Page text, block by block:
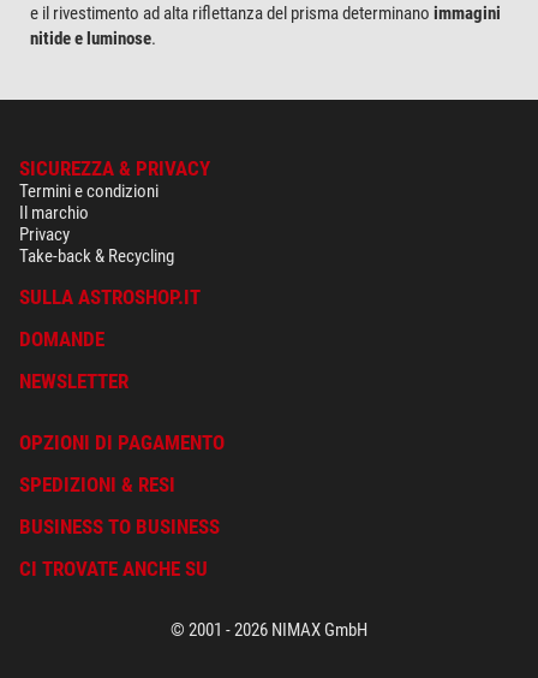
e il rivestimento ad alta riflettanza del prisma determinano immagini
nitide e luminose.
SICUREZZA & PRIVACY
Termini e condizioni
Il marchio
Privacy
Take-back & Recycling
SULLA ASTROSHOP.IT
DOMANDE
NEWSLETTER
OPZIONI DI PAGAMENTO
SPEDIZIONI & RESI
BUSINESS TO BUSINESS
CI TROVATE ANCHE SU
© 2001 - 2026 NIMAX GmbH